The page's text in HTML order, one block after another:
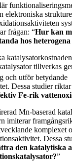
elektroniska
frågan: “Hur kan
hos
tillverkas
och utför betydande
Dessa studier
Fe-rik
Mn-baserad
imiterar
komplexet
Dessa
den katalytiska
”